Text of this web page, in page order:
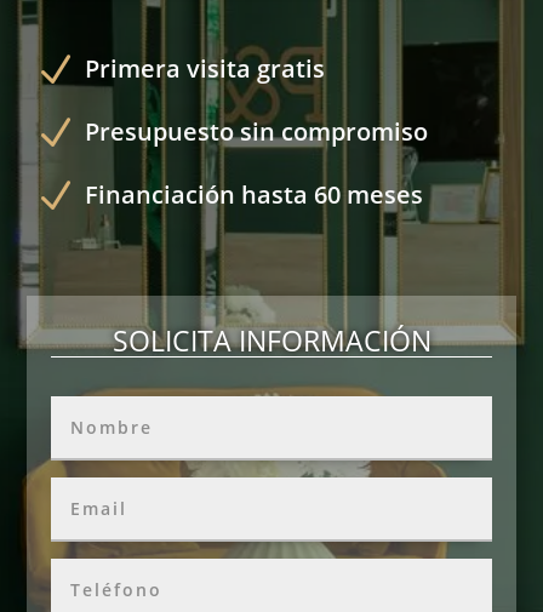
N Primera visita gratis
N Presupuesto sin compromiso
N Financiación hasta 60 meses
SOLICITA INFORMACIÓN